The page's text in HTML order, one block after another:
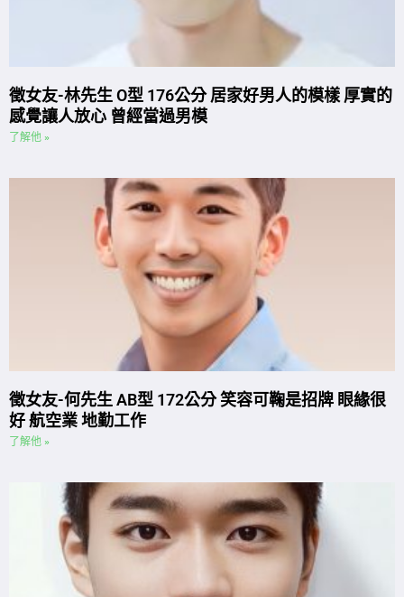
徵女友-林先生 O型 176公分 居家好男人的模樣 厚實的
感覺讓人放心 曾經當過男模
了解他 »
徵女友-何先生 AB型 172公分 笑容可鞠是招牌 眼緣很
好 航空業 地勤工作
了解他 »